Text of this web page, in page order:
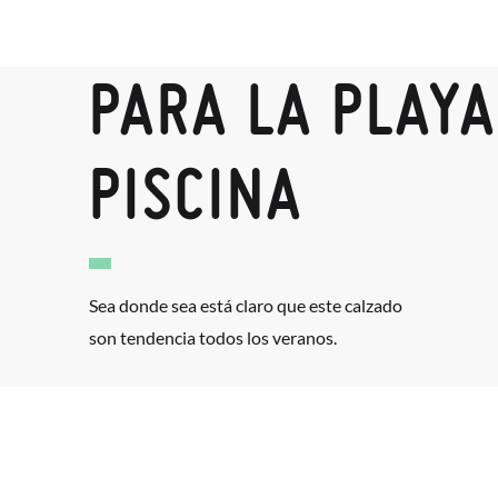
PARA LA
PISCINA
Sea donde sea está claro que este calzado
son tendencia todos los veranos.